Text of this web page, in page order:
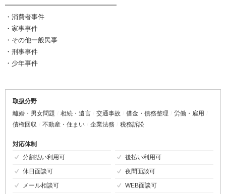
━━━━━━━━━━━━━━━━━
・消費者事件
・家事事件
・その他一般民事
・刑事事件
・少年事件
取扱分野
離婚・男女問題
相続・遺言 交通事故 借金・債務整理
労働・雇用
債権回収
不動産・住まい 企業法務 税務訴訟
対応体制
分割払い利用可
後払い利用可
休日面談可
夜間面談可
メール相談可
WEB面談可